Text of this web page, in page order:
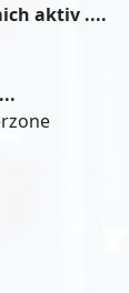
aktiv ....